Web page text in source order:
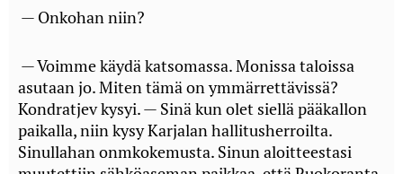
— Onkohan niin?
— Voimme käydä katsomassa. Monissa taloissa
asutaan jo. Miten tämä on ymmärrettävissä?
Kondratjev kysyi. — Sinä kun olet siellä pääkallon
paikalla, niin kysy Karjalan hallitusherroilta.
Sinullahan onmkokemusta. Sinun aloitteestasi